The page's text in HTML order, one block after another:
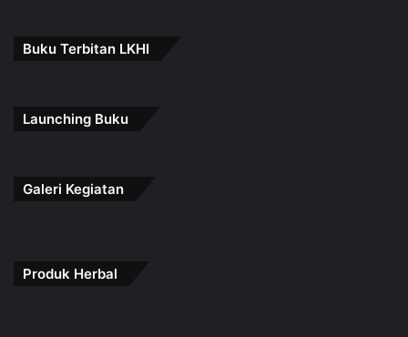
Buku Terbitan LKHI
Launching Buku
Galeri Kegiatan
Produk Herbal